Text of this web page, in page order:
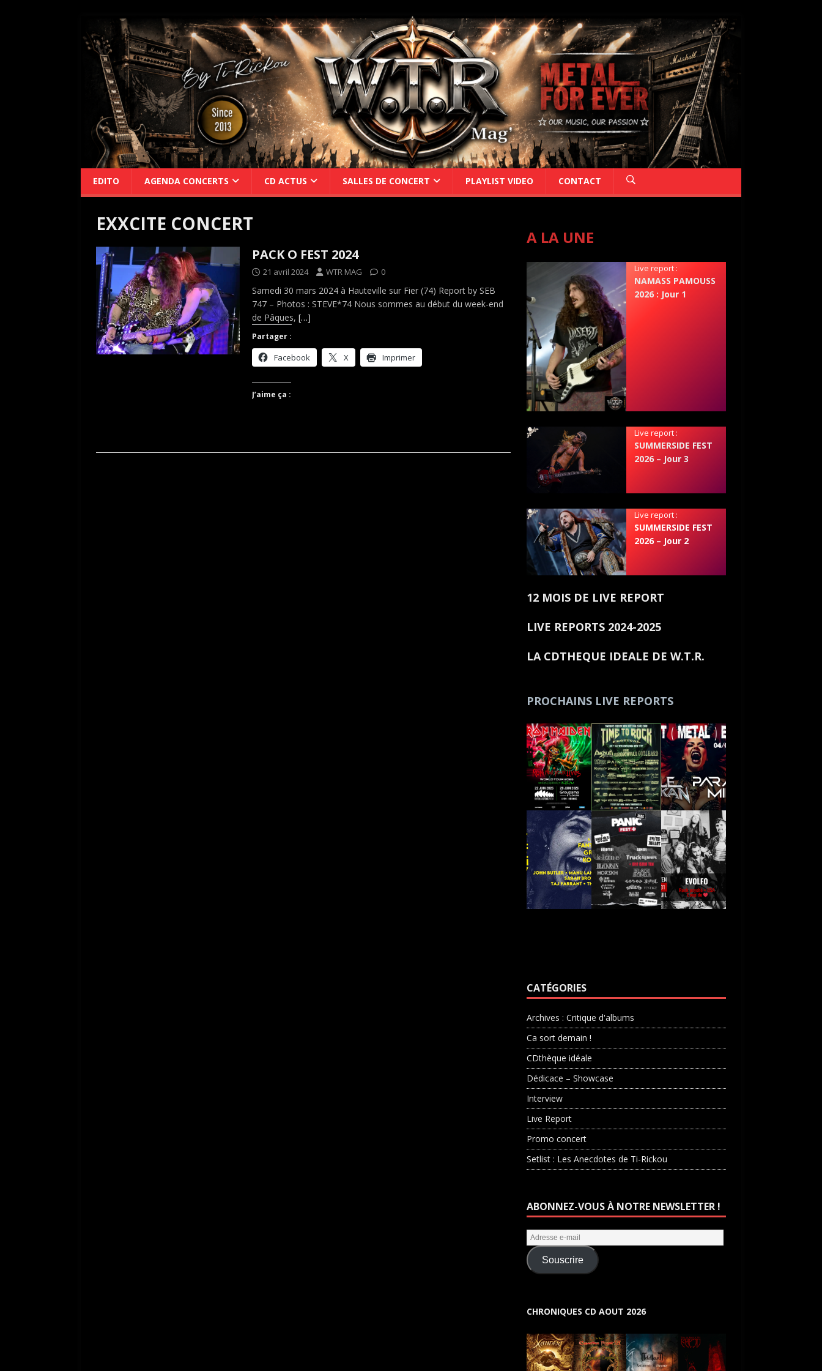
EDITO AGENDA CONCERTS CD ACTUS SALLES DE CONCERT PLAYLIST VIDEO CONTACT
EXXCITE CONCERT
PACK O FEST 2024
21 avril 2024 WTR MAG 0
Samedi 30 mars 2024 à Hauteville sur Fier (74) Report by SEB
747 – Photos : STEVE*74 Nous sommes au début du week-end
de Pâques, […]
Partager :
Facebook X Imprimer
J’aime ça :
A LA UNE
Live report :
NAMASS PAMOUSS
2026 : Jour 1
Live report :
SUMMERSIDE FEST
2026 – Jour 3
Live report :
SUMMERSIDE FEST
2026 – Jour 2
12 MOIS DE LIVE REPORT
LIVE REPORTS 2024-2025
LA CDTHEQUE IDEALE DE W.T.R.
PROCHAINS LIVE REPORTS
CATÉGORIES
Archives : Critique d'albums
Ca sort demain !
CDthèque idéale
Dédicace – Showcase
Interview
Live Report
Promo concert
Setlist : Les Anecdotes de Ti-Rickou
ABONNEZ-VOUS À NOTRE NEWSLETTER !
Souscrire
CHRONIQUES CD AOUT 2026